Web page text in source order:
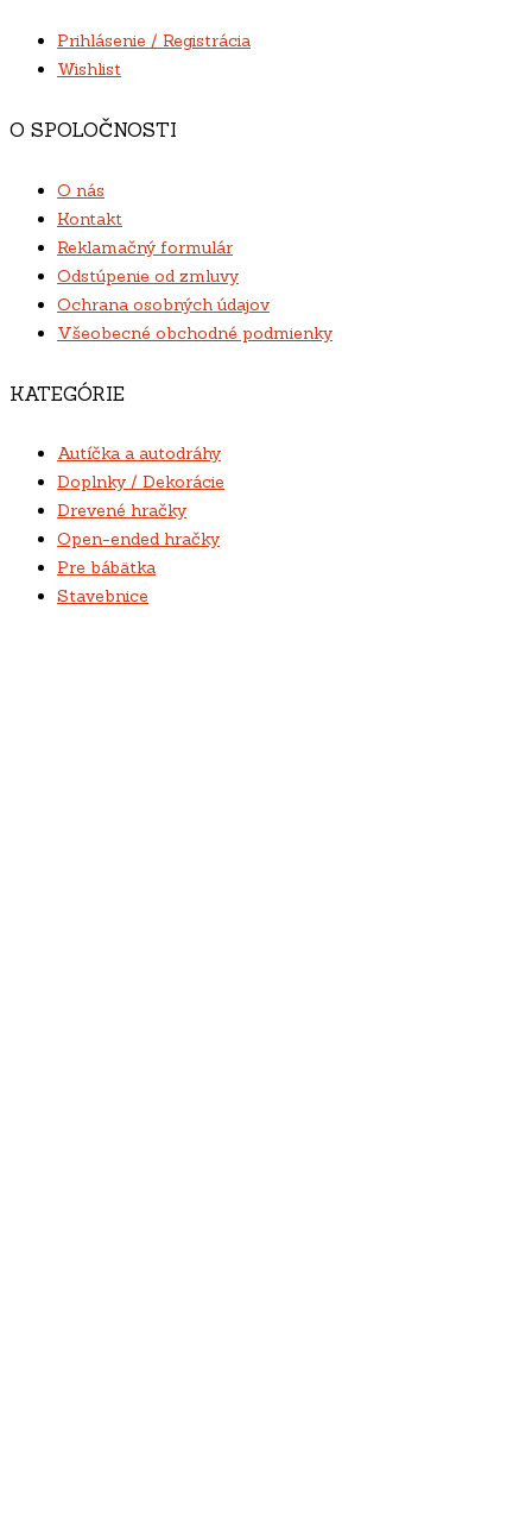
Prihlásenie / Registrácia
Wishlist
O SPOLOČNOSTI
O nás
Kontakt
Reklamačný formulár
Odstúpenie od zmluvy
Ochrana osobných údajov
Všeobecné obchodné podmienky
KATEGÓRIE
Autíčka a autodráhy
Doplnky / Dekorácie
Drevené hračky
Open-ended hračky
Pre bábätka
Stavebnice